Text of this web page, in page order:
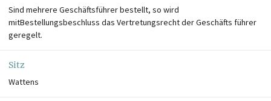
Sind mehrere Geschäftsführer bestellt, so wird
mitBestellungsbeschluss das Vertretungsrecht der Geschäfts führer
geregelt.
Sitz
Wattens